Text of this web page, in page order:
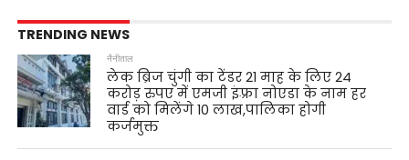
TRENDING NEWS
नैनीताल
लेक ब्रिज चुंगी का टेंडर 21 माह के लिए 24
करोड़ रुपए में एमजी इंफ़्रा नोएडा के नाम हर
वार्ड को मिलेंगे 10 लाख,पालिका होगी
कर्जमुक्त